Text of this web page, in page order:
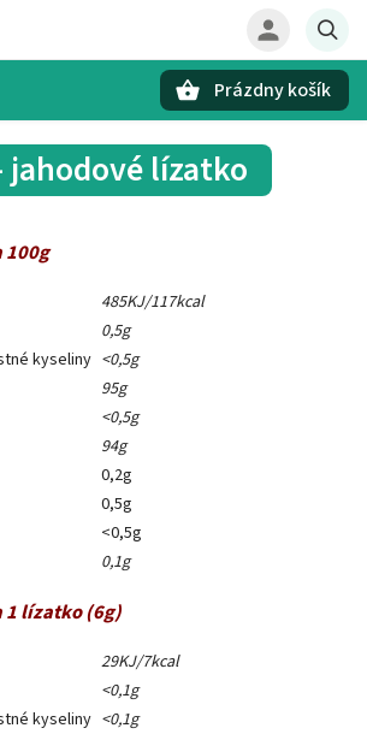
Prázdny košík
jahodové lízatko
100g
485KJ/117kcal
0,5g
kyseliny <0,5g
95g
<0,5g
94g
0,2g
0,5g
<0,5g
0,1g
1 lízatko (6g)
29KJ/7kcal
<0,1g
kyseliny <0,1g